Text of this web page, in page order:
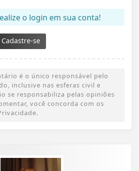
o login em sua conta!
Cadastre-se
é o único responsável pelo
inclusive nas esferas civil e
se responsabiliza pelas opiniões
você concorda com os